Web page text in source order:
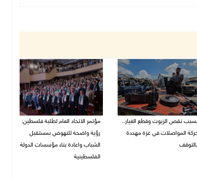
بسبب نقص الزيوت وقطع الغيار..
المواصلات في غزة مهددة
بالتوقف
مؤتمر الاتحاد العام لطلبة فلسطين:
رؤية واضحة للنهوض بمستقبل
الشباب واعادة بناء مؤسسات الدولة
الفلسطينية